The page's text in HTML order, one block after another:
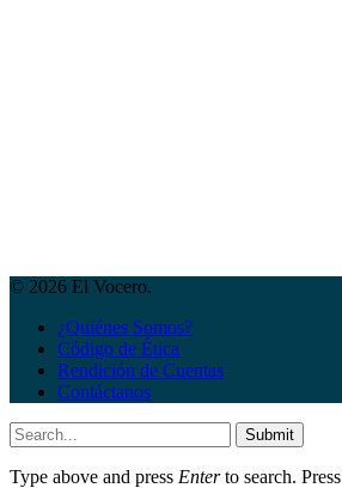
© 2026 El Vocero.
¿Quiénes Somos?
Código de Ética
Rendición de Cuentas
Contáctanos
Submit
Type above and press Enterto search. Press